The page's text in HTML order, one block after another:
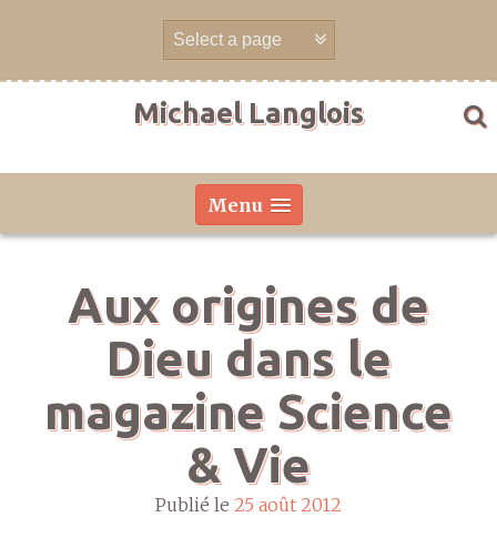
Michael Langlois
Menu
Aux origines de
Dieu dans le
magazine Science
& Vie
Publié le 25 août 2012